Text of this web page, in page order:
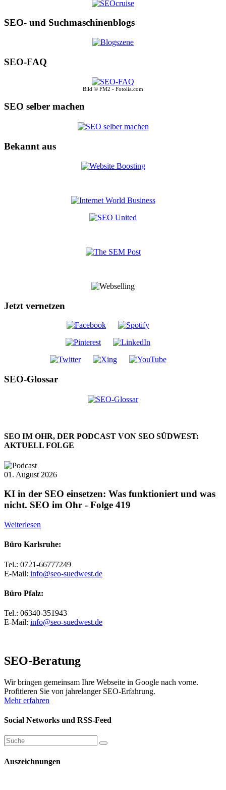
SEO- und Suchmaschinenblogs
SEO-FAQ
Bild © FM2 - Fotolia.com
SEO selber machen
Bekannt aus
Jetzt vernetzen
SEO-Glossar
SEO IM OHR, DER PODCAST VON SEO SÜDWEST:
AKTUELL FOLGE
01. August 2026
KI in der SEO einsetzen: Was funktioniert und was
nicht. SEO im Ohr - Folge 419
Weiterlesen
Büro Karlsruhe:
Tel.: 0721-66777249
E-Mail: info@seo-suedwest.de
Büro Pfalz:
Tel.: 06340-351943
E-Mail: info@seo-suedwest.de
SEO-Beratung
Wir bringen gemeinsam Ihre Webseite in Google nach vorne.
Profitieren Sie von jahrelanger SEO-Erfahrung.
Mehr erfahren
Social Networks und RSS-Feed
Auszeichnungen